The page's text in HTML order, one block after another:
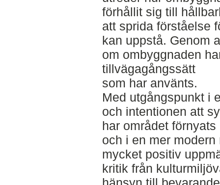
förhållit sig till
att sprida förståelse
kan uppstå. Genom
om ombyggnaden
tillvägagångssätt
som har använts.
Med utgångspunkt i
och intentionen att
har området
och i en mer
mycket positiv
kritik från